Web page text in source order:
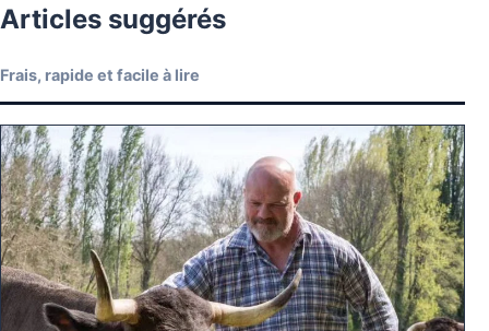
Articles suggérés
Frais, rapide et facile à lire